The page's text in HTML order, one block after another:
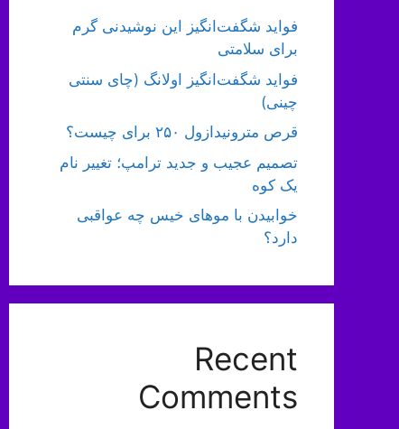
فواید شگفت‌انگیز این نوشیدنی گرم
برای سلامتی
فواید شگفت‌انگیز اولانگ (چای سنتی
چینی)
قرص مترونیدازول ۲۵۰ برای چیست؟
تصمیم عجیب و جدید ترامپ؛ تغییر نام
یک کوه
خوابیدن با موهای خیس چه عواقبی
دارد؟
Recent
Comments